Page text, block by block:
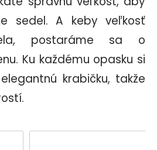
sedel. A keby veľkosť
postaráme sa o
Ku každému opasku si
krabičku, takže